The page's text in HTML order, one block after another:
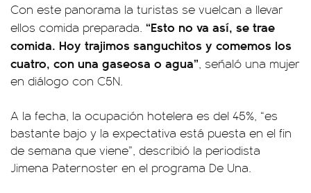
Con este panorama la turistas se vuelcan a llevar
ellos comida preparada. “Esto no va así, se trae
comida. Hoy trajimos sanguchitos y comemos los
cuatro, con una gaseosa o agua”, señaló una mujer
en diálogo con C5N.
A la fecha, la ocupación hotelera es del 45%, “es
bastante bajo y la expectativa está puesta en el fin
de semana que viene”, describió la periodista
Jimena Paternoster en el programa De Una.